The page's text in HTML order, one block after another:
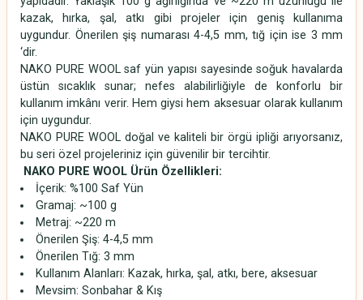
kazak, hırka, şal, atkı gibi projeler için geniş kullanıma
uygundur. Önerilen şiş numarası 4-4,5 mm, tığ için ise 3 mm
‘dir.
NAKO PURE WOOL saf yün yapısı sayesinde soğuk havalarda
üstün sıcaklık sunar; nefes alabilirliğiyle de konforlu bir
kullanım imkânı verir. Hem giysi hem aksesuar olarak kullanım
için uygundur.
NAKO PURE WOOL doğal ve kaliteli bir örgü ipliği arıyorsanız,
bu seri özel projeleriniz için güvenilir bir tercihtir.
NAKO PURE WOOL Ürün Özellikleri:
İçerik: %100 Saf Yün
Gramaj: ~100 g
Metraj: ~220 m
Önerilen Şiş: 4-4,5 mm
Önerilen Tığ: 3 mm
Kullanım Alanları: Kazak, hırka, şal, atkı, bere, aksesuar
Mevsim: Sonbahar & Kış